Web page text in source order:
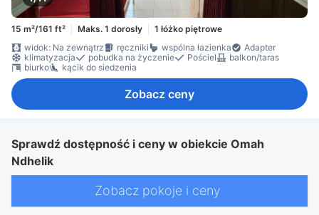
15 m²/161 ft² Maks. 1 dorosły
1 łóżko piętrowe
widok: Na zewnątrz
ręczniki wspólna łazienka
Adapter
klimatyzacja
pobudka na życzenie Pościel
balkon/taras
biurko
kącik do siedzenia
Zobacz ceny
Sprawdź dostępność i ceny w obiekcie Omah
Ndhelik
Zobacz pokoje i ceny